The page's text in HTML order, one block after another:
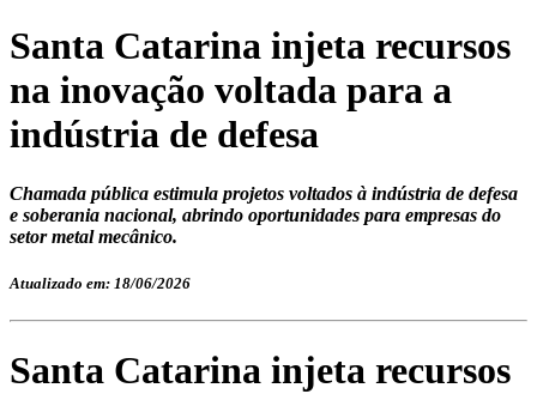
Santa Catarina injeta recursos
na inovação voltada para a
indústria de defesa
Chamada pública estimula projetos voltados à indústria de defesa
e soberania nacional, abrindo oportunidades para empresas do
setor metal mecânico.
Atualizado em: 18/06/2026
Santa Catarina injeta recursos